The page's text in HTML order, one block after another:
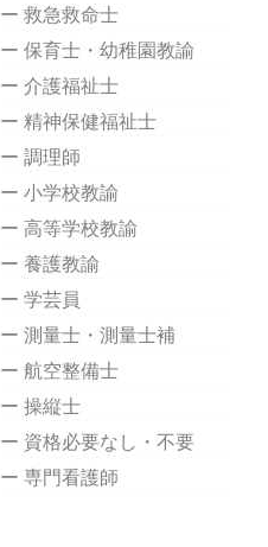
ー 救急救命士
ー 保育士・幼稚園教諭
ー 介護福祉士
ー 精神保健福祉士
ー 調理師
ー 小学校教諭
ー 高等学校教諭
ー 養護教諭
ー 学芸員
ー 測量士・測量士補
ー 航空整備士
ー 操縦士
ー 資格必要なし・不要
ー 専門看護師